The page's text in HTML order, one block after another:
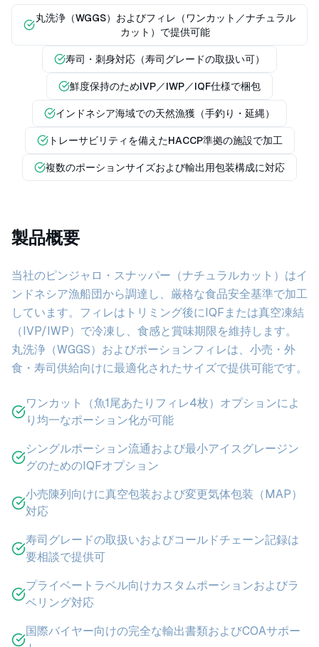
丸洗浄（WGGS）およびフィレ（ワンカット／ナチュラル
カット）で提供可能
寿司・刺身対応（寿司グレードの取扱い可）
鮮度保持のためIVP／IWP／IQF仕様で梱包
インドネシア海域での天然漁獲（手釣り・延縄）
トレーサビリティを備えたHACCP準拠の施設で加工
複数のポーションサイズおよび輸出用包装構成に対応
製品概要
当社のピンジャロ・スナッパー（ナチュラルカット）はイ
ンドネシア漁船団から調達し、厳格な食品安全基準で加工
しています。フィレはトリミング後にIQFまたは真空凍結
（IVP/IWP）で冷凍し、食感と賞味期限を維持します。
丸洗浄（WGGS）およびポーションフィレは、小売・外
食・寿司供給向けに最適化されたサイズで提供可能です。
ワンカット（魚1尾あたりフィレ4枚）オプションによ
り均一なポーション化が可能
シングルポーション流通および最小アイスグレージン
グのためのIQFオプション
小売陳列向けに真空包装および変更気体包装（MAP）
対応
寿司グレードの取扱いおよびコールドチェーン記録は
要相談で提供可
プライベートラベル向けカスタムポーションおよびラ
ベリング対応
国際バイヤー向けの完全な輸出書類およびCOAサポー